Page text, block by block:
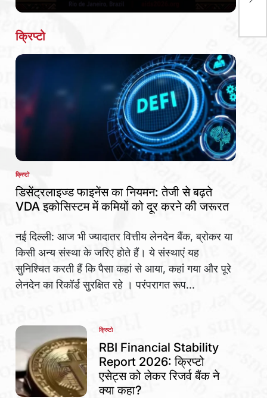
क्रिप्टो
POSTED
IN
क्रिप्टो
डिसेंट्रलाइज्ड फाइनेंस का नियमन: तेजी से बढ़ते
VDA इकोसिस्टम में कमियों को दूर करने की जरूरत
नई दिल्ली: आज भी ज्यादातर वित्तीय लेनदेन बैंक, ब्रोकर या
किसी अन्य संस्था के जरिए होते हैं। ये संस्थाएं यह
सुनिश्चित करती हैं कि पैसा कहां से आया, कहां गया और पूरे
लेनदेन का रिकॉर्ड सुरक्षित रहे । परंपरागत रूप...
POSTED
IN
क्रिप्टो
RBI Financial Stability
Report 2026: क्रिप्टो
एसेट्स को लेकर रिजर्व बैंक ने
क्या कहा?